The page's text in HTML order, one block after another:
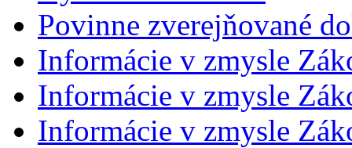
Povinne zverejňované
Informácie v zmysle
Informácie v zmysle
Informácie v zmysle